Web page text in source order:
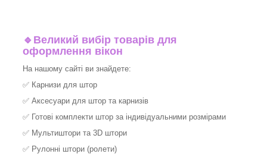
🔹 Великий вибір товарів для
оформлення вікон
На нашому сайті ви знайдете:
✅ Карнизи для штор
✅ Аксесуари для штор та карнизів
✅ Готові комплекти штор за індивідуальними розмірами
✅ Мультиштори та 3D штори
✅ Рулонні штори (ролети)